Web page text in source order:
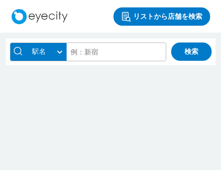
リストから店舗を検索
駅名 検索